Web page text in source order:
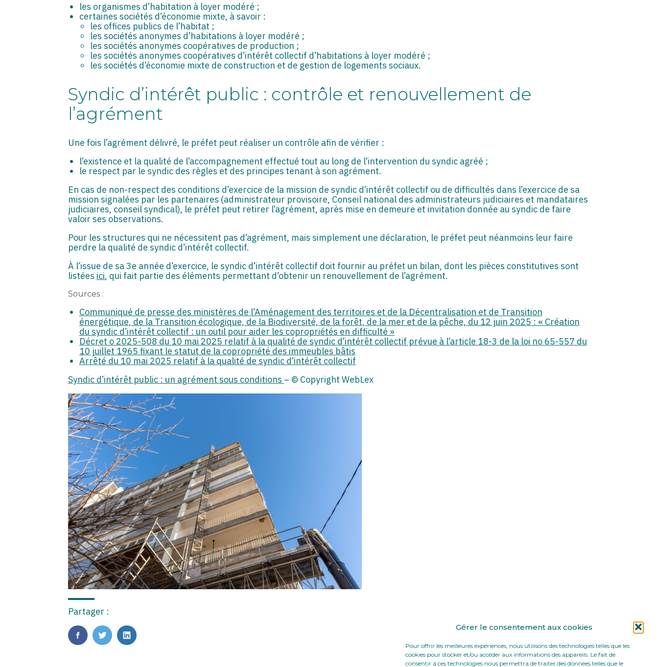
Gérer le consentement aux cookies
Pour offrir les meilleures expériences, nous utilisons des technologies telles que les
cookies pour stocker et/ou accéder aux informations des appareils. Le fait de
consentir à ces technologies nous permettra de traiter des données telles que le
les organismes d’habitation à loyer modéré ;
certaines sociétés d’économie mixte, à savoir :
les offices publics de l’habitat ;
les sociétés anonymes d’habitations à loyer modéré ;
les sociétés anonymes coopératives de production ;
les sociétés anonymes coopératives d’intérêt collectif d’habitations à loyer modéré ;
les sociétés d’économie mixte de construction et de gestion de logements sociaux.
Syndic d’intérêt public : contrôle et renouvellement de
l’agrément
Une fois l’agrément délivré, le préfet peut réaliser un contrôle afin de vérifier :
l’existence et la qualité de l’accompagnement effectué tout au long de l’intervention du syndic agréé ;
le respect par le syndic des règles et des principes tenant à son agrément.
En cas de non-respect des conditions d’exercice de la mission de syndic d’intérêt collectif ou de difficultés dans l’exercice de sa
mission signalées par les partenaires (administrateur provisoire, Conseil national des administrateurs judiciaires et mandataires
judiciaires, conseil syndical), le préfet peut retirer l’agrément, après mise en demeure et invitation donnée au syndic de faire
valoir ses observations.
Pour les structures qui ne nécessitent pas d’agrément, mais simplement une déclaration, le préfet peut néanmoins leur faire
perdre la qualité de syndic d’intérêt collectif.
À l’issue de sa 3e année d’exercice, le syndic d’intérêt collectif doit fournir au préfet un bilan, dont les pièces constitutives sont
listées ici, qui fait partie des éléments permettant d’obtenir un renouvellement de l’agrément.
Sources :
Communiqué de presse des ministères de l’Aménagement des territoires et de la Décentralisation et de Transition
énergétique, de la Transition écologique, de la Biodiversité, de la forêt, de la mer et de la pêche, du 12 juin 2025 : « Création
du syndic d’intérêt collectif : un outil pour aider les copropriétés en difficulté »
Décret o 2025-508 du 10 mai 2025 relatif à la qualité de syndic d’intérêt collectif prévue à l’article 18-3 de la loi no 65-557 du
10 juillet 1965 fixant le statut de la copropriété des immeubles bâtis
Arrêté du 10 mai 2025 relatif à la qualité de syndic d’intérêt collectif
Syndic d’intérêt public : un agrément sous conditions – © Copyright WebLex
Partager :
FaceBook
TwitterLinkedIn